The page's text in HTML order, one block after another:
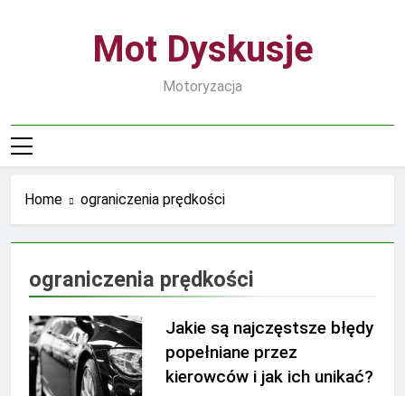
Mot Dyskusje
Motoryzacja
Home ograniczenia prędkości
ograniczenia prędkości
Jakie są najczęstsze błędy
popełniane przez
kierowców i jak ich unikać?